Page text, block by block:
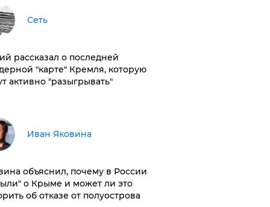
Сеть
рассказал о последней
"карте" Кремля, которую
активно "разыгрывать"
Иван Яковина
объяснил, почему в России
о Крыме и может ли это
об отказе от полуострова